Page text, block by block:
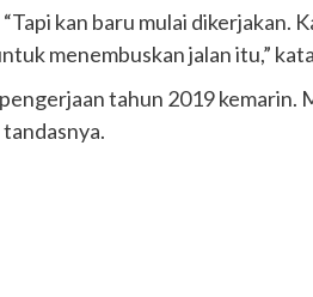
kan baru mulai dikerjakan.
menembuskan jalan itu,”
tahun 2019 kemarin.